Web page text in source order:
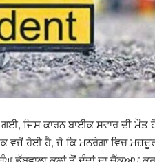
ਜਿਸ ਕਾਰਨ ਬਾਈਕ ਸਵਾਰ ਦੀ
ਵਜੋਂ ਹੋਈ ਹੈ, ਜੋ ਕਿ ਮਨਰੇਗਾ ਵਿਚ